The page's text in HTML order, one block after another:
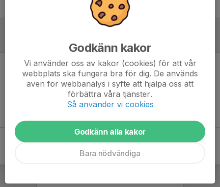
Inget skrivet
Godkänn kakor
Vi använder oss av kakor (cookies) för att vår
webbplats ska fungera bra för dig. De används
även för webbanalys i syfte att hjälpa oss att
förbättra våra tjänster.
Så använder vi cookies
Godkänn alla kakor
Bara nödvändiga